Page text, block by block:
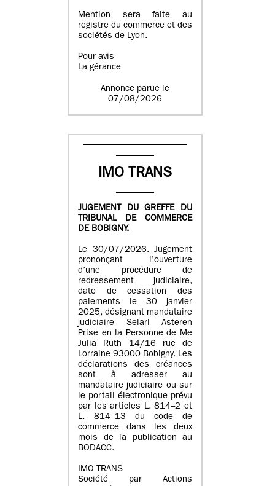
Mention sera faite au
registre du commerce et des
sociétés de Lyon.
Pour avis
La gérance
Annonce parue le
07/08/2026
IMO TRANS
JUGEMENT DU GREFFE DU
TRIBUNAL DE COMMERCE
DE BOBIGNY.
Le 30/07/2026. Jugement
prononçant l’ouverture
d’une procédure de
redressement judiciaire,
date de cessation des
paiements le 30 janvier
2025, désignant mandataire
judiciaire Selarl Asteren
Prise en la Personne de Me
Julia Ruth 14/16 rue de
Lorraine 93000 Bobigny. Les
déclarations des créances
sont à adresser au
mandataire judiciaire ou sur
le portail électronique prévu
par les articles L. 814–2 et
L. 814–13 du code de
commerce dans les deux
mois de la publication au
BODACC.
IMO TRANS
Société par Actions